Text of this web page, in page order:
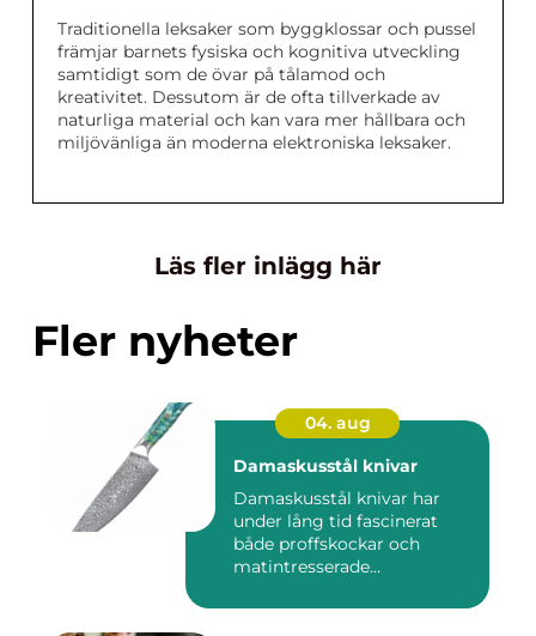
Traditionella leksaker som byggklossar och pussel
främjar barnets fysiska och kognitiva utveckling
samtidigt som de övar på tålamod och
kreativitet. Dessutom är de ofta tillverkade av
naturliga material och kan vara mer hållbara och
miljövänliga än moderna elektroniska leksaker.
Läs fler inlägg här
Fler nyheter
04. aug
Damaskusstål knivar
Damaskusstål knivar har
under lång tid fascinerat
både proffskockar och
matintresserade